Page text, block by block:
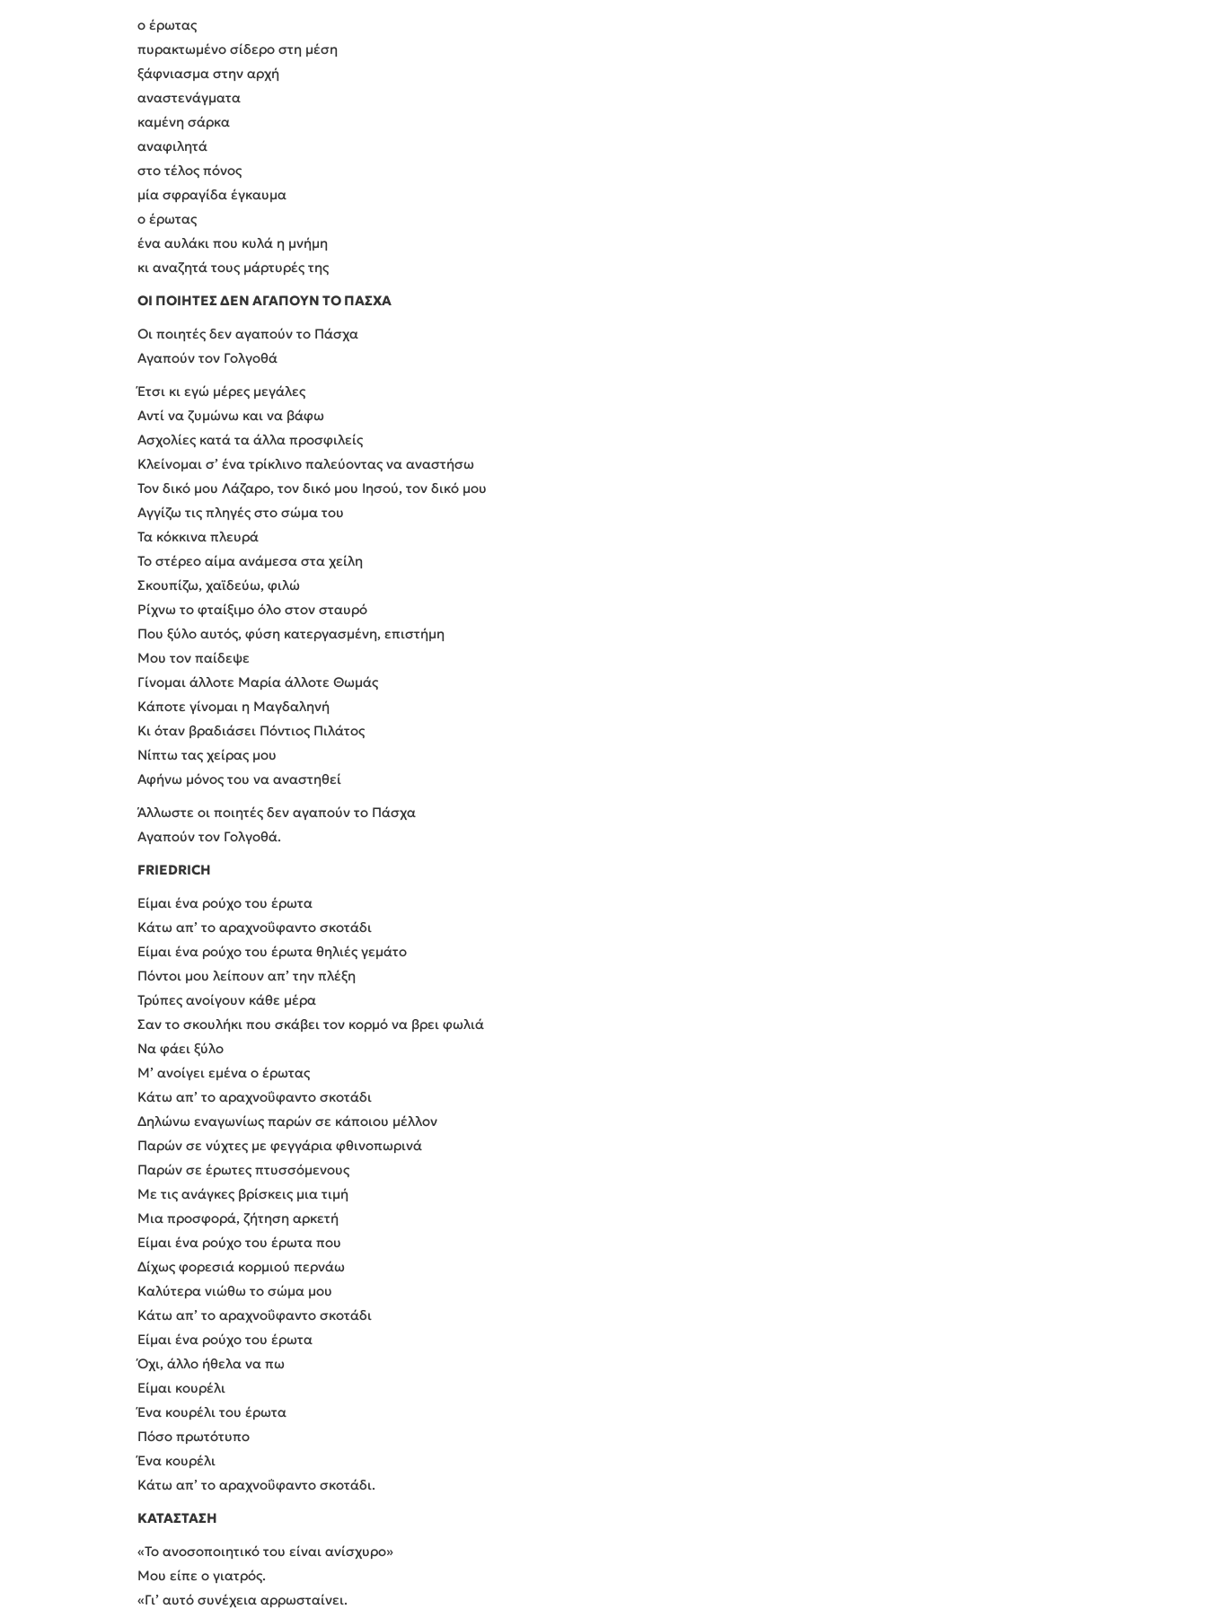
ο έρωτας
πυρακτωμένο σίδερο στη μέση
ξάφνιασμα στην αρχή
αναστενάγματα
καμένη σάρκα
αναφιλητά
στο τέλος πόνος
μία σφραγίδα έγκαυμα
ο έρωτας
ένα αυλάκι που κυλά η μνήμη
κι αναζητά τους μάρτυρές της
ΟΙ ΠΟΙΗΤΕΣ ΔΕΝ ΑΓΑΠΟYΝ ΤΟ ΠΑΣΧΑ
Οι ποιητές δεν αγαπούν το Πάσχα
Αγαπούν τον Γολγοθά
Έτσι κι εγώ μέρες μεγάλες
Αντί να ζυμώνω και να βάφω
Ασχολίες κατά τα άλλα προσφιλείς
Κλείνομαι σ’ ένα τρίκλινο παλεύοντας να αναστήσω
Τον δικό μου Λάζαρο, τον δικό μου Ιησού, τον δικό μου
Αγγίζω τις πληγές στο σώμα του
Τα κόκκινα πλευρά
Το στέρεο αίμα ανάμεσα στα χείλη
Σκουπίζω, χαϊδεύω, φιλώ
Ρίχνω το φταίξιμο όλο στον σταυρό
Που ξύλο αυτός, φύση κατεργασμένη, επιστήμη
Μου τον παίδεψε
Γίνομαι άλλοτε Μαρία άλλοτε Θωμάς
Κάποτε γίνομαι η Μαγδαληνή
Κι όταν βραδιάσει Πόντιος Πιλάτος
Νίπτω τας χείρας μου
Αφήνω μόνος του να αναστηθεί
Άλλωστε οι ποιητές δεν αγαπούν το Πάσχα
Αγαπούν τον Γολγοθά.
FRIEDRICH
Είμαι ένα ρούχο του έρωτα
Κάτω απ’ το αραχνοΰφαντο σκοτάδι
Είμαι ένα ρούχο του έρωτα θηλιές γεμάτο
Πόντοι μου λείπουν απ’ την πλέξη
Τρύπες ανοίγουν κάθε μέρα
Σαν το σκουλήκι που σκάβει τον κορμό να βρει φωλιά
Να φάει ξύλο
Μ’ ανοίγει εμένα ο έρωτας
Κάτω απ’ το αραχνοΰφαντο σκοτάδι
Δηλώνω εναγωνίως παρών σε κάποιου μέλλον
Παρών σε νύχτες με φεγγάρια φθινοπωρινά
Παρών σε έρωτες πτυσσόμενους
Με τις ανάγκες βρίσκεις μια τιμή
Μια προσφορά, ζήτηση αρκετή
Είμαι ένα ρούχο του έρωτα που
Δίχως φορεσιά κορμιού περνάω
Καλύτερα νιώθω το σώμα μου
Κάτω απ’ το αραχνοΰφαντο σκοτάδι
Είμαι ένα ρούχο του έρωτα
Όχι, άλλο ήθελα να πω
Είμαι κουρέλι
Ένα κουρέλι του έρωτα
Πόσο πρωτότυπο
Ένα κουρέλι
Κάτω απ’ το αραχνοΰφαντο σκοτάδι.
ΚΑΤΑΣΤΑΣΗ
«Το ανοσοποιητικό του είναι ανίσχυρο»
Μου είπε ο γιατρός.
«Γι’ αυτό συνέχεια αρρωσταίνει.